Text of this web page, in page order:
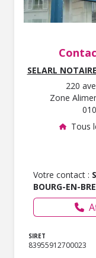
SELARL
220
Zone
Tous
Votre contact :
BOURG-EN-
SIRET
83955912700023